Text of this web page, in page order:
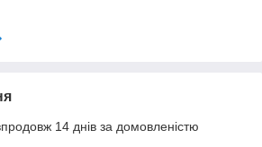
14 днів за домовленістю